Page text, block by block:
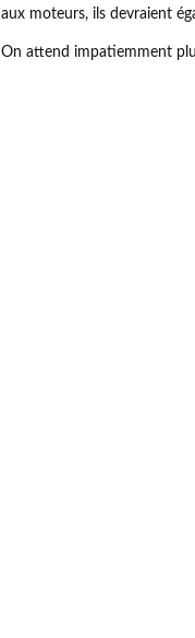
aux moteurs, ils devraient
On attend impatiemment